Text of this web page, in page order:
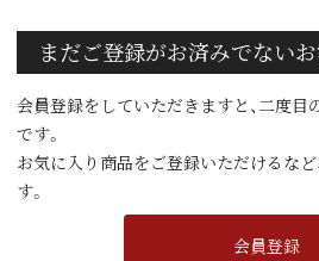
まだご登録がお済みでない
会員登録をしていただきますと、二度
です。
お気に入り商品をご登録いただけるな
す。
会員登録